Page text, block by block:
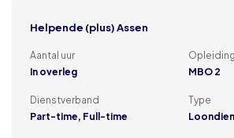
Helpende (plus) Assen
Aantal uur
In overleg
Opleiding
MBO 2
Dienstverband
Part-time, Full-time
Type